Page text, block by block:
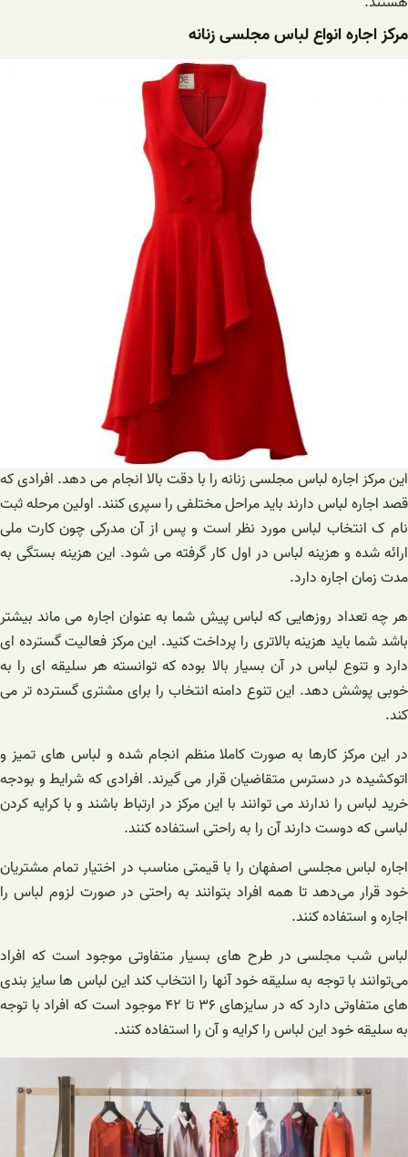
مرکز اجاره انواع لباس مجلسی زنانه
این مرکز اجاره لباس مجلسی زنانه را با دقت بالا انجام می دهد. افرادی که
قصد اجاره لباس دارند باید مراحل مختلفی را سپری کنند. اولین مرحله ثبت
نام ک انتخاب لباس مورد نظر است و پس از آن مدرکی چون کارت ملی
ارائه شده و هزینه لباس در اول کار گرفته می شود. این هزینه بستگی به
مدت زمان اجاره دارد.
هر چه تعداد روزهایی که لباس پیش شما به عنوان اجاره می ماند بیشتر
باشد شما باید هزینه بالاتری را پرداخت کنید. این مرکز فعالیت گسترده ای
دارد و تنوع لباس در آن بسیار بالا بوده که توانسته هر سلیقه ای را به
خوبی پوشش دهد. این تنوع دامنه انتخاب را برای مشتری گسترده تر می
کند.
در این مرکز کارها به صورت کاملا منظم انجام شده و لباس های تمیز و
اتوکشیده در دسترس متقاضیان قرار می گیرند. افرادی که شرایط و بودجه
خرید لباس را ندارند می توانند با این مرکز در ارتباط باشند و با کرایه کردن
لباسی که دوست دارند آن را به راحتی استفاده کنند.
اجاره لباس مجلسی اصفهان را با قیمتی مناسب در اختیار تمام مشتریان
خود قرار می‌دهد تا همه افراد بتوانند به راحتی در صورت لزوم لباس را
اجاره و استفاده کنند.
لباس شب مجلسی در طرح های بسیار متفاوتی موجود است که افراد
می‌توانند با توجه به سلیقه خود آنها را انتخاب کند این لباس ها سایز بندی
های متفاوتی دارد که در سایزهای ۳۶ تا ۴۲ موجود است که افراد با توجه
به سلیقه خود این لباس را کرایه و آن را استفاده کنند.